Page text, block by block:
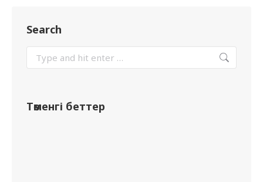
Search
Төменгі беттер